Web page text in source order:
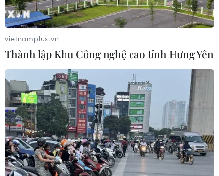
vietnamplus.vn
Thành lập Khu Công nghệ cao tỉnh Hưng Yên